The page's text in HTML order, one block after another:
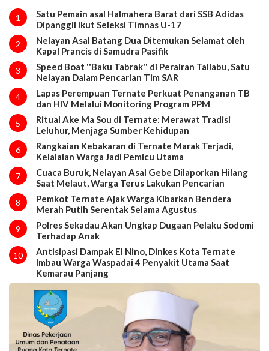
1
Satu Pemain asal Halmahera Barat dari SSB Adidas
Dipanggil Ikut Seleksi Timnas U-17
2
Nelayan Asal Batang Dua Ditemukan Selamat oleh
Kapal Prancis di Samudra Pasifik
3
Speed Boat ''Baku Tabrak'' di Perairan Taliabu, Satu
Nelayan Dalam Pencarian Tim SAR
4
Lapas Perempuan Ternate Perkuat Penanganan TB
dan HIV Melalui Monitoring Program PPM
5
Ritual Ake Ma Sou di Ternate: Merawat Tradisi
Leluhur, Menjaga Sumber Kehidupan
6
Rangkaian Kebakaran di Ternate Marak Terjadi,
Kelalaian Warga Jadi Pemicu Utama
7
Cuaca Buruk, Nelayan Asal Gebe Dilaporkan Hilang
Saat Melaut, Warga Terus Lakukan Pencarian
8
Pemkot Ternate Ajak Warga Kibarkan Bendera
Merah Putih Serentak Selama Agustus
9
Polres Sekadau Akan Ungkap Dugaan Pelaku Sodomi
Terhadap Anak
10
Antisipasi Dampak El Nino, Dinkes Kota Ternate
Imbau Warga Waspadai 4 Penyakit Utama Saat
Kemarau Panjang